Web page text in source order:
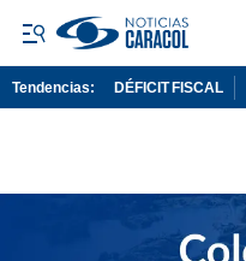
Tendencias: DÉFICIT FISCAL